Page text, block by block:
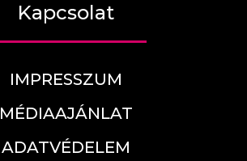
Kapcsolat
IMPRESSZUM
MÉDIAAJÁNLAT
ADATVÉDELEM